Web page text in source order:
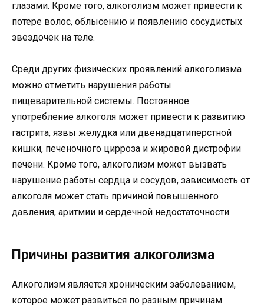
глазами. Кроме того, алкоголизм может привести к
потере волос, облысению и появлению сосудистых
звездочек на теле.
Среди других физических проявлений алкоголизма
можно отметить нарушения работы
пищеварительной системы. Постоянное
употребление алкоголя может привести к развитию
гастрита, язвы желудка или двенадцатиперстной
кишки, печеночного цирроза и жировой дистрофии
печени. Кроме того, алкоголизм может вызвать
нарушение работы сердца и сосудов, зависимость от
алкоголя может стать причиной повышенного
давления, аритмии и сердечной недостаточности.
Причины развития алкоголизма
Алкоголизм является хроническим заболеванием,
которое может развиться по разным причинам.